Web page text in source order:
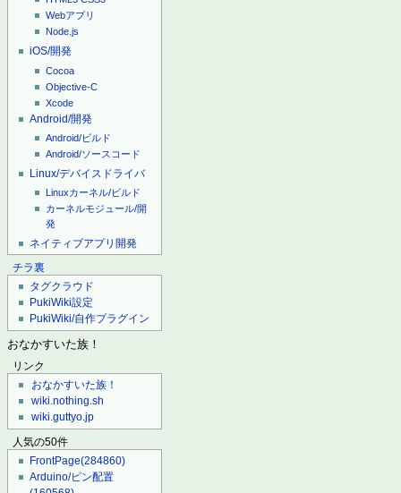
Webアプリ
Node.js
iOS/開発
Cocoa
Objective-C
Xcode
Android/開発
Android/ビルド
Android/ソースコード
Linux/デバイスドライバ
Linuxカーネル/ビルド
カーネルモジュール/開
発
ネイティブアプリ開発
チラ裏
タグクラウド
PukiWiki設定
PukiWiki/自作プラグイン
おなかすいた族！
リンク
おなかすいた族！
wiki.nothing.sh
wiki.guttyo.jp
人気の50件
FrontPage(284860)
Arduino/ピン配置